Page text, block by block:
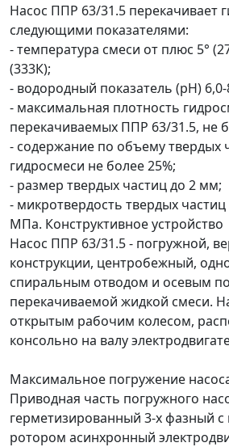
Насос ППР 63/31.5 перекачивает
следующими показателями:
- температура смеси от плюс 5°
(333К);
- водородный показатель (pH) 6,0-
- максимальная плотность
перекачиваемых ППР 63/31.5, не
- содержание по объему твердых
гидросмеси не более 25%;
- размер твердых частиц до 2 мм;
- микротвердость твердых
МПа. Конструктивное устройство
Насос ППР 63/31.5 - погружной,
конструкции, центробежный,
спиральным отводом и осевым
перекачиваемой жидкой смеси.
открытым рабочим колесом,
консольно на валу
Максимальное погружение
Приводная часть погружного
герметизированный 3-х фазный
ротором асинхронный